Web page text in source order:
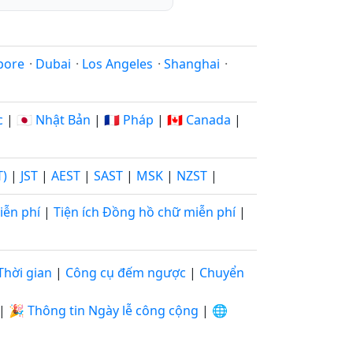
· Dubai · Los Angeles · Shanghai ·
| 🇯🇵 Nhật Bản | 🇫🇷 Pháp | 🇨🇦 Canada |
| JST | AEST | SAST | MSK | NZST |
phí| Tiện ích Đồng hồ chữ miễn phí|
gian | Công cụ đếm ngược | Chuyển
| 🎉 Thông tin Ngày lễ công cộng | 🌐